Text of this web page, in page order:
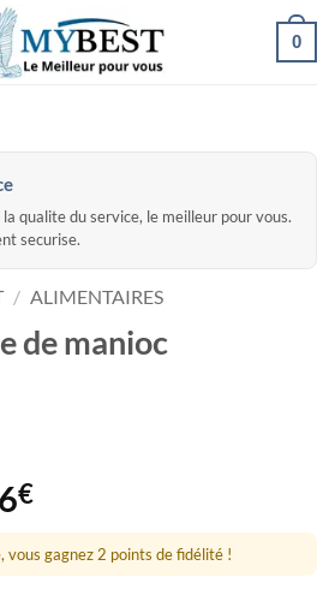
0
qualite du service, le meilleur pour vous.
securise.
/ ALIMENTAIRES
de manioc
€Plage
de
prix :
vous gagnez 2 points de fidélité !